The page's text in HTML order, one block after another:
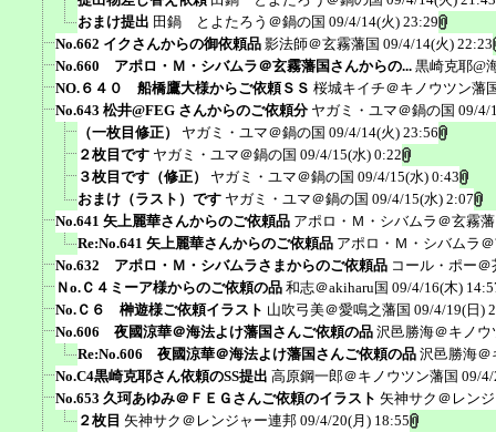
おまけ提出 田鍋 とよたろう＠鍋の国 09/4/14(火) 23:29
No.662 イクさんからの御依頼品 影法師＠玄霧藩国 09/4/14(火) 22:23
No.660 アポロ・Ｍ・シバムラ＠玄霧藩国さんからの... 黒崎克耶@
NO.６４０ 船橋鷹大様からご依頼ＳＳ 桜城キイチ＠キノウツン藩
No.643 松井@FEG さんからのご依頼分 ヤガミ・ユマ＠鍋の国 09/4/
（一枚目修正）
ヤガミ・ユマ＠鍋の国 09/4/14(火) 23:56
２枚目です ヤガミ・ユマ＠鍋の国 09/4/15(水) 0:22
３枚目です（修正）
ヤガミ・ユマ＠鍋の国 09/4/15(水) 0:43
おまけ（ラスト）です ヤガミ・ユマ＠鍋の国 09/4/15(水) 2:07
No.641 矢上麗華さんからのご依頼品 アポロ・Ｍ・シバムラ＠玄霧
Re:No.641 矢上麗華さんからのご依頼品 アポロ・Ｍ・シバムラ
No.632 アポロ・Ｍ・シバムラさまからのご依頼品 コール・ポー
Ｎo.Ｃ４ミーア様からのご依頼の品 和志＠akiharu国 09/4/16(木)
No.Ｃ６ 榊遊様ご依頼イラスト 山吹弓美＠愛鳴之藩国 09/4/19(日)
No.606 夜國涼華＠海法よけ藩国さんご依頼の品 沢邑勝海＠キノウ
Re:No.606 夜國涼華＠海法よけ藩国さんご依頼の品 沢邑勝海＠
No.C4黒崎克耶さん依頼のSS提出 高原鋼一郎＠キノウツン藩国 09/
No.653 久珂あゆみ＠ＦＥＧさんご依頼のイラスト 矢神サク＠レン
２枚目 矢神サク＠レンジャー連邦 09/4/20(月) 18:55